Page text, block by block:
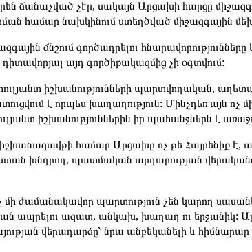
ճանաչված չէր, սակայն Արցախի հարցը
համար նախկինում ստեղծված միջազգային
ճնշում գործադրելու հնարավորությունները
այդ գործիքակազմից չի օգտվում:
իշխանությունների պարտվողական,
է որպես խաղաղություն։ Մինչդեռ այն ոչ
իշխանություններին իր պահանջներն է
համար Արցախը ոչ թե Հայրենիք է,
խնդրող, պատմական արդարության
ժամանակավոր պարտություն չեն կարող
ապրելու ազատ, անկախ, խաղաղ ու երջանիկ:
վերադարձը՝ նրա անբեկանելի և հիմնարար